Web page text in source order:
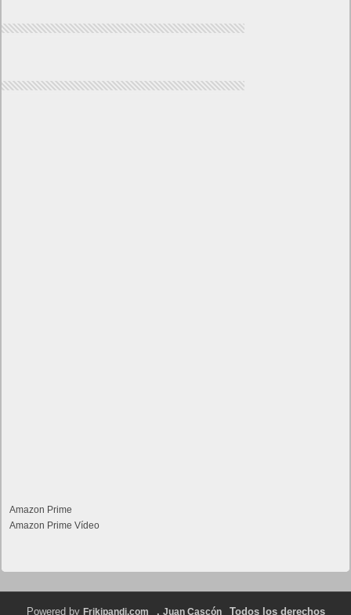
Amazon Prime
Amazon Prime Vídeo
Powered by Frikipandi.com . Juan Cascón Todos los derechos